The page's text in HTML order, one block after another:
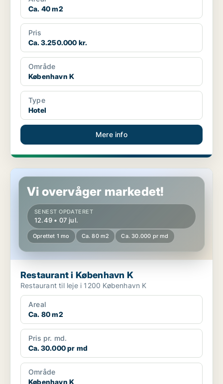
Ca. 40 m2
Pris
Ca. 3.250.000 kr.
Område
København K
Type
Hotel
Mere info
Restaurant i København K
Vi overvåger markedet!
SENEST OPDATERET
12.49 • 07 jul.
Oprettet 1 mo Ca. 80 m2 Ca. 30.000 pr md
Restaurant i København K
Restaurant til leje i 1200 København K
Areal
Ca. 80 m2
Pris pr. md.
Ca. 30.000 pr md
Område
København K